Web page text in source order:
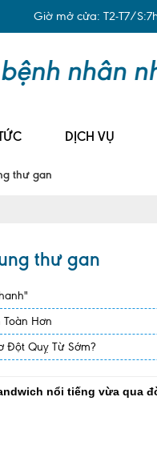
Giờ mở cửa: T2-T7/
DỊCH VỤ
thư gan
thư gan
Hơn
Đột Quỵ Từ Sớm?
nổi tiếng vừa qua